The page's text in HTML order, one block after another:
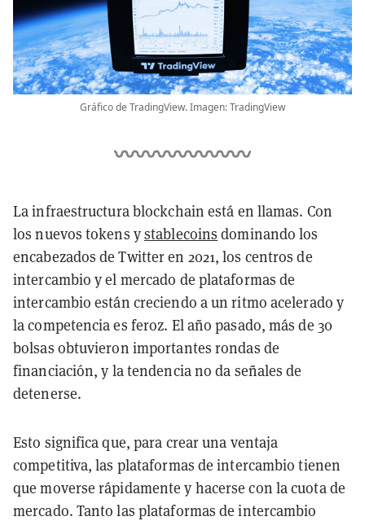
Gráfico de TradingView. Imagen: TradingView
La infraestructura blockchain está en llamas. Con
los nuevos tokens ystablecoins dominando los
encabezados de Twitter en 2021, los centros de
intercambio y el mercado de plataformas de
intercambio están creciendo a un ritmo acelerado y
la competencia es feroz. El año pasado, más de 30
bolsas obtuvieron importantes rondas de
financiación, y la tendencia no da señales de
detenerse.
Esto significa que, para crear una ventaja
competitiva, las plataformas de intercambio tienen
que moverse rápidamente y hacerse con la cuota de
mercado. Tanto las plataformas de intercambio